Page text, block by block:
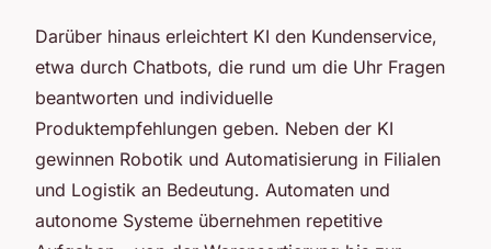
Darüber hinaus erleichtert KI den Kundenservice,
etwa durch Chatbots, die rund um die Uhr Fragen
beantworten und individuelle
Produktempfehlungen geben. Neben der KI
gewinnen Robotik und Automatisierung in Filialen
und Logistik an Bedeutung. Automaten und
autonome Systeme übernehmen repetitive